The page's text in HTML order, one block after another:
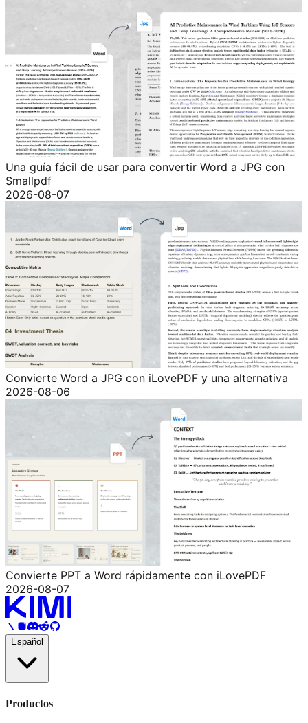
Una guía fácil de usar para convertir Word a JPG con
Smallpdf
2026-08-07
Convierte Word a JPG con iLovePDF y una alternativa
2026-08-06
Convierte PPT a Word rápidamente con iLovePDF
2026-08-07
Español
Productos